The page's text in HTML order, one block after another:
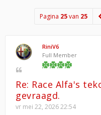
Pagina 25van 25
RiniV6
Full Member
Re: Race Alfa's
gevraagd.
vr mei 22, 2026 22:54